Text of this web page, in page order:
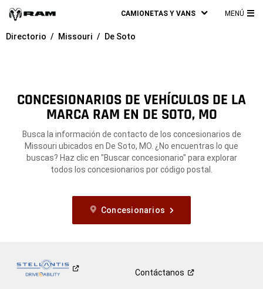
CAMIONETAS Y VANS MENÚ
Directorio Missouri De Soto
CONCESIONARIOS DE VEHÍCULOS DE LA
MARCA RAM EN DE SOTO, MO
Busca la información de contacto de los concesionarios de
Missouri ubicados en De Soto, MO. ¿No encuentras lo que
buscas? Haz clic en "Buscar concesionario" para explorar
todos los concesionarios por código postal.
Concesionarios
Contáctanos